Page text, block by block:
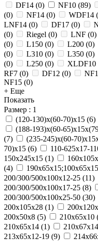
DF14 (0) NF10 (89)
(0) NF14 (0) WDF14 (
LNF14 (0) DF17 (0)
(0) Riegel (0) LNF (0)
(0) L150 (0) L200 (0)
(0) L310 (0) L350 (0)
(0) L250 (0) XLDF10
RF7 (0) DF12 (0)
NF15 (0)
+ Еще
Показать
Размер : 1
(120-130)х(60-70)х15 (6)
(188-193)х(60-
(7) (235-245)х(60-
70)х15 (6) 110-625x17-
150x245x15 (1)
(4) 190х65х15;100х65х15
200/300/500x100x12-25 (11)
200/300/500x100x17-25 (8)
200/300/500x100x25-50 (30)
200x105x28 (1)
200х50х8 (5) 210x65x10
210x65x14 (1) 210х67х14
213x65x12-19 (9)